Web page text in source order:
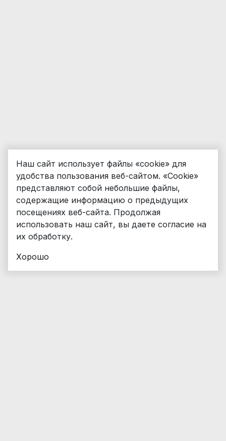
Наш сайт использует файлы «cookie» для
удобства пользования веб-сайтом. «Cookie»
представляют собой небольшие файлы,
содержащие информацию о предыдущих
посещениях веб-сайта. Продолжая
использовать наш сайт, вы даете согласие на
их обработку.
Хорошо